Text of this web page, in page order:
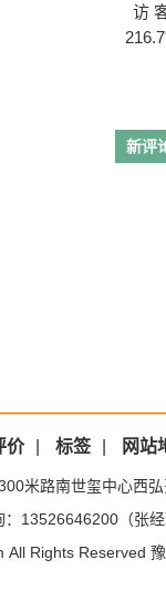
访
新评
价 标签 网站
米路南世玺中心西
13526646200（张
Rights Reserved